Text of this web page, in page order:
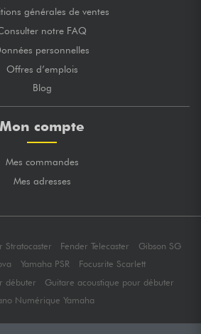
générales de ventes
notre FAQ
personnelles
Offres d’emplois
Blog
Mon compte
Mes commandes
Mes adresses
Stratocaster Fender Telecaster
Gibson SG
Yamaha PSR
Focusrite Scarlett
débuter
Guitare acoustique pour débuter
Numérique Yamaha